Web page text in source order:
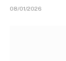
08/01/2026